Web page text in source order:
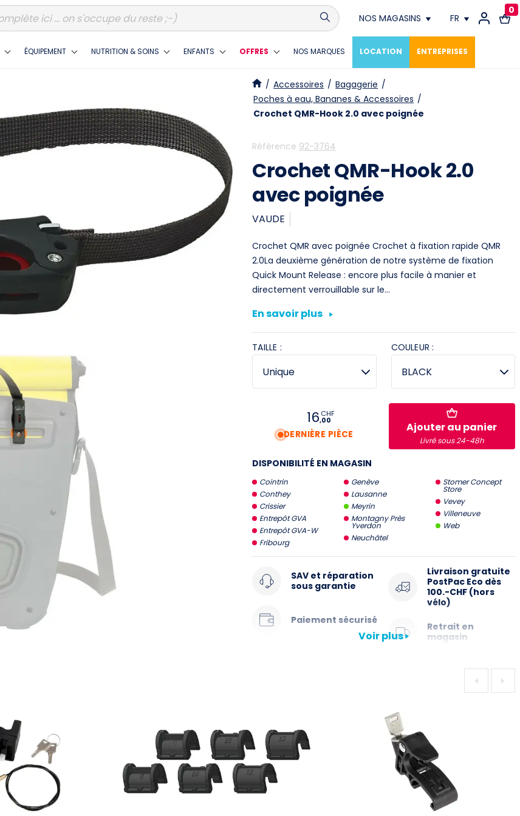
NOS MAGASINS
Conthey
Crissier
Fribourg
Lausanne
Meyrin
Vevey
Villeneuve
Stromer Concept Store
FR
FR
0
ÉQUIPEMENT NUTRITION & SOINS ENFANTS OFFRES NOS MARQUES LOCATION ENTREPRISES
Voir plus
/ Accessoires / Bagagerie /
Poches à eau, Bananes & Accessoires /
Crochet QMR-Hook 2.0 avec poignée
Référence 92-3764
Crochet QMR-Hook 2.0
avec poignée
VAUDE
Crochet QMR avec poignée Crochet à fixation rapide QMR
2.0La deuxième génération de notre système de fixation
Quick Mount Release : encore plus facile à manier et
directement verrouillable sur le…
En savoir plus
TAILLE : COULEUR :
16,00
CHF
DERNIÈRE PIÈCE
Ajouter au panier
Livré sous 24-48h
DISPONIBILITÉ EN MAGASIN
Cointrin
Conthey
Crissier
Entrepôt GVA
Entrepôt GVA-W
Fribourg
Genève
Lausanne
Meyrin
Montagny Près
Yverdon
Neuchâtel
Stomer Concept
Store
Vevey
Villeneuve
Web
SAV et réparation
sous garantie
Paiement sécurisé
Livraison gratuite
PostPac Eco dès
100.-CHF (hors
vélo)
Retrait en
magasin
Description Crochet QMR-Hook 2.0 avec
Crochet QMR avec poignée
Crochet à fixation rapide QMR 2.0La deuxième génération
de notre système de fixation Quick Mount Release : encore
plus facile à manier et directement verrouillable sur le
crochet (p. ex. avec le cadenas ABUS 145/20). Lors du
montage, nous recommandons de respecter une distance